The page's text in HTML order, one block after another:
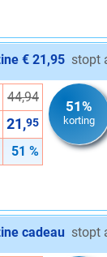
€ 21,95 stopt
44,94
21,95
51 %
51%
korting
cadeau stopt